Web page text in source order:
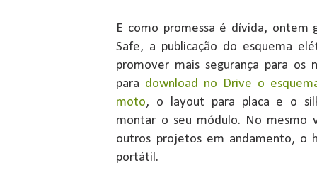
E como promessa é dívida,
Safe, a publicação do esquema
promover mais segurança para os
para download no Drive o
moto, o layout para placa e o
montar o seu módulo. No mesmo
outros projetos em andamento, o
portátil.